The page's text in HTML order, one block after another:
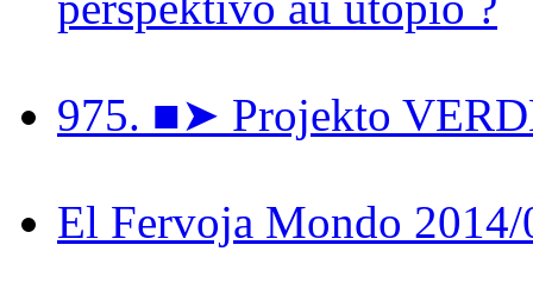
975. ■➤ Projekto
El Fervoja Mondo 2014/